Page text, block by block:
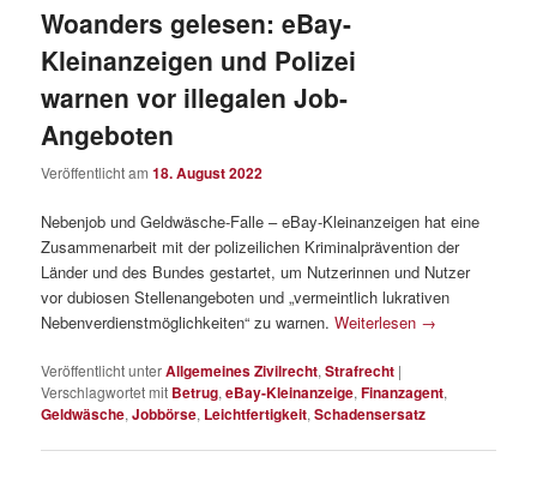
Woanders gelesen: eBay-
Kleinanzeigen und Polizei
warnen vor illegalen Job-
Angeboten
Veröffentlicht am18. August 2022
Nebenjob und Geldwäsche-Falle – eBay-Kleinanzeigen hat eine
Zusammenarbeit mit der polizeilichen Kriminalprävention der
Länder und des Bundes gestartet, um Nutzerinnen und Nutzer
vor dubiosen Stellenangeboten und „vermeintlich lukrativen
Nebenverdienstmöglichkeiten“ zu warnen.Weiterlesen →
Veröffentlicht unterAllgemeines Zivilrecht,Strafrecht |
Verschlagwortet mit Betrug,eBay-Kleinanzeige,Finanzagent,
Geldwäsche,Jobbörse, Leichtfertigkeit,Schadensersatz